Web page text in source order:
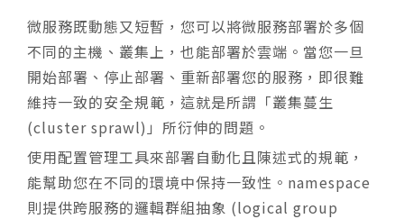
微服務既動態又短暫，您可以將微服務部署於多個
不同的主機、叢集上，也能部署於雲端。當您一旦
開始部署、停止部署、重新部署您的服務，即很難
維持一致的安全規範，這就是所謂「叢集蔓生
(cluster sprawl)」所衍伸的問題。
使用配置管理工具來部署自動化且陳述式的規範，
能幫助您在不同的環境中保持一致性。namespace
則提供跨服務的邏輯群組抽象 (logical group